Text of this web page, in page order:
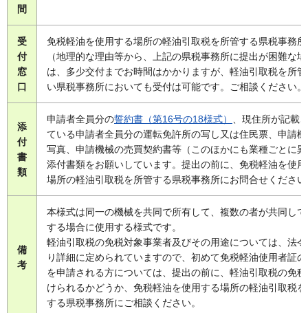
間
受
付
窓
口
免税軽油を使用する場所の軽油引取税を所管する県税事務所
（地理的な理由等から、上記の県税事務所に提出が困難な
は、多少交付までお時間はかかりますが、軽油引取税を所
い県税事務所においても受付は可能です。ご相談ください
添
付
書
類
申請者全員分の誓約書（第16号の18様式）
、現住所が記載
ている申請者全員分の運転免許所の写し又は住民票、申請
写真、申請機械の売買契約書等（このほかにも業種ごとに
添付書類をお願いしています。提出の前に、免税軽油を使
場所の軽油引取税を所管する県税事務所にお問合せくださ
備
考
本様式は同一の機械を共同で所有して、複数の者が共同し
する場合に使用する様式です。
軽油引取税の免税対象事業者及びその用途については、法
り詳細に定められていますので、初めて免税軽油使用者証
を申請される方については、提出の前に、軽油引取税の免
けられるかどうか、免税軽油を使用する場所の軽油引取税
する県税事務所にご相談ください。